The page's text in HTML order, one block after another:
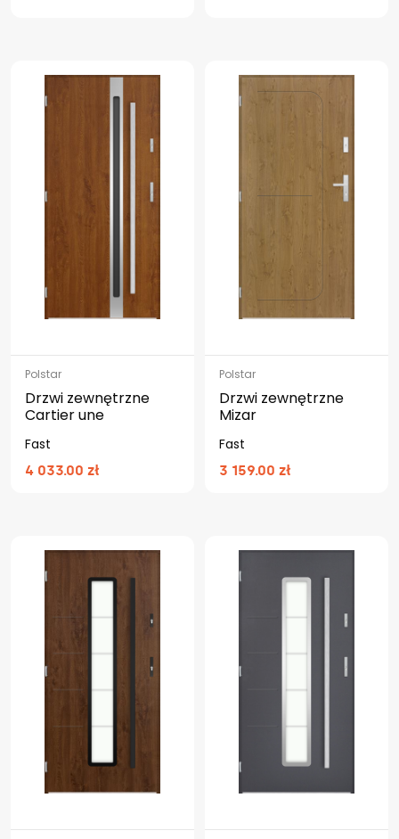
Polstar
Drzwi zewnętrzne
Cartier une
Fast
4 033.00 zł
Polstar
Drzwi zewnętrzne
Mizar
Fast
3 159.00 zł